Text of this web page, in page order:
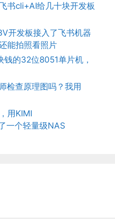
书cli+AI给几十块开发板
开发板接入了飞书机器
能拍照看照片
的32位8051单片机，
检查原理图吗？我用
用KIMI
一个轻量级NAS